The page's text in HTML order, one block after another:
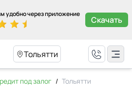
удобно через приложение
Скачать
Тольятти
под залог / Тольятти